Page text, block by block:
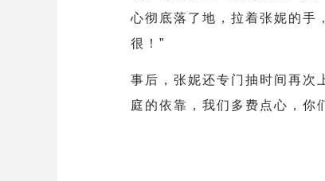
心彻底落了地，拉着张妮的手
很！”
事后，张妮还专门抽时间再次
庭的依靠，我们多费点心，你